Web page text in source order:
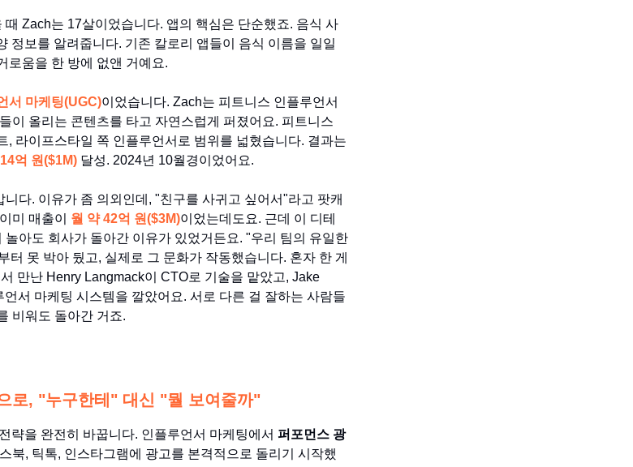
때 Zach는 17살이었습니다. 앱의 핵심은 단순했죠. 음식 사
정보를 알려줍니다. 기존 칼로리 앱들이 음식 이름을 일일
로움을 한 방에 없앤 거예요.
서 마케팅(UGC)이었습니다. Zach는 피트니스 인플루언서
이 올리는 콘텐츠를 타고 자연스럽게 퍼졌어요. 피트니스
, 라이프스타일 쪽 인플루언서로 범위를 넓혔습니다. 결과는
억 원($1M) 달성. 2024년 10월경이었어요.
다. 이유가 좀 의외인데, "친구를 사귀고 싶어서"라고 팟캐
미 매출이 월 약 42억 원($3M)이었는데도요. 근데 이 디테
놀아도 회사가 돌아간 이유가 있었거든요. "우리 팀의 유일한
터 못 박아 뒀고, 실제로 그 문화가 작동했습니다. 혼자 한 게
만난 Henry Langmack이 CTO로 기술을 맡았고, Jake
서 마케팅 시스템을 깔았어요. 서로 다른 걸 잘하는 사람들
비워도 돌아간 거죠.
로, "누구한테" 대신 "뭘 보여줄까"
략을 완전히 바꿉니다. 인플루언서 마케팅에서 퍼포먼스 광
북, 틱톡, 인스타그램에 광고를 본격적으로 돌리기 시작했